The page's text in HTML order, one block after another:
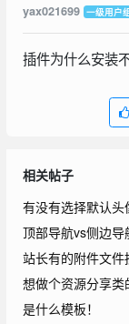
yax021699 一级用户
插件为什么安装
相关帖子
有没有选择默认头
顶部导航vs侧边导
站长有的附件文件
想做个资源分享
是什么模板！